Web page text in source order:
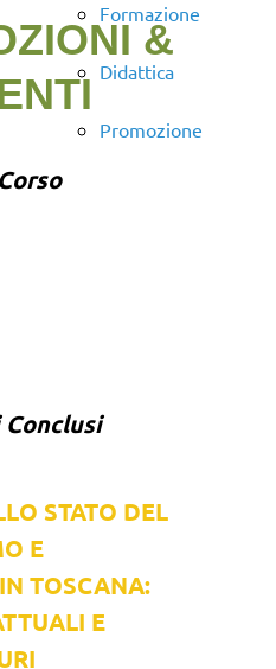
Formazione
Didattica
Promozione
&
STATO DEL
E
TOSCANA:
E